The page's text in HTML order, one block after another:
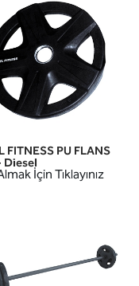
FITNESS PU FLANS
Diesel
İçin Tıklayınız